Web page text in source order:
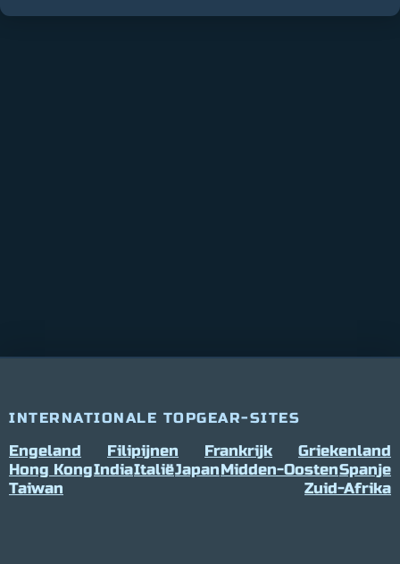
INTERNATIONALE TOPGEAR-SITES
Engeland Filipijnen Frankrijk
Griekenland
Hong KongIndiaItaliëJapanMidden-OostenSpanje
Taiwan
Zuid-Afrika